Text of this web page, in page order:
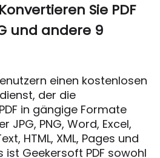
Sie PDF
und andere 9
einen kostenlosen
der die
in gängige Formate
PNG, Word, Excel,
HTML, XML, Pages und
ist Geekersoft PDF sowohl